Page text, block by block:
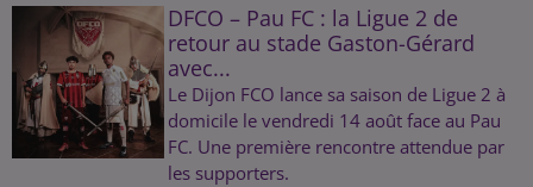
DFCO – Pau FC : la Ligue 2 de
retour au stade Gaston-Gérard
avec...
Le Dijon FCO lance sa saison de Ligue 2 à
domicile le vendredi 14 août face au Pau
FC. Une première rencontre attendue par
les supporters.